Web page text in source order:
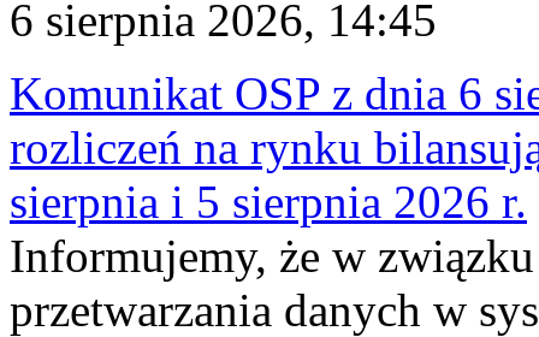
6 sierpnia 2026, 14:45
Komunikat OSP z dnia 6
rozliczeń na rynku
sierpnia i 5 sierpnia 2026 r.
Informujemy, że w
przetwarzania danych w